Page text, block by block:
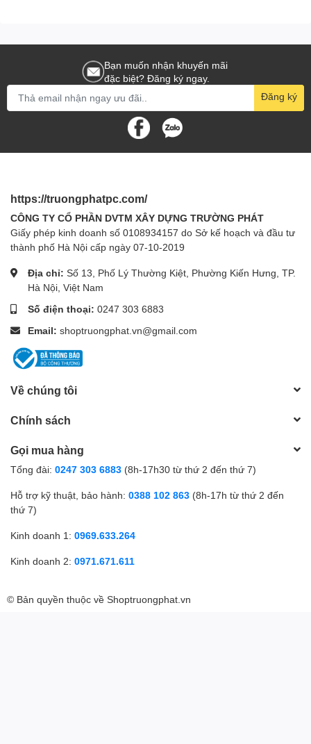
Bạn muốn nhận khuyến mãi
đặc biệt? Đăng ký ngay.
Đăng ký
https://truongphatpc.com/
CÔNG TY CỔ PHẦN DVTM XÂY DỰNG TRƯỜNG PHÁT
Giấy phép kinh doanh số 0108934157 do Sở kế hoạch và đầu tư
thành phố Hà Nội cấp ngày 07-10-2019
Địa chỉ: Số 13, Phố Lý Thường Kiệt, Phường Kiến Hưng, TP.
Hà Nội, Việt Nam
Số điện thoại: 0247 303 6883
Email: shoptruongphat.vn@gmail.com
Về chúng tôi
Chính sách
Gọi mua hàng
Tổng đài: 0247 303 6883 (8h-17h30 từ thứ 2 đến thứ 7)
Hỗ trợ kỹ thuật, bảo hành: 0388 102 863 (8h-17h từ thứ 2 đến
thứ 7)
Kinh doanh 1: 0969.633.264
Kinh doanh 2: 0971.671.611
© Bản quyền thuộc về Shoptruongphat.vn